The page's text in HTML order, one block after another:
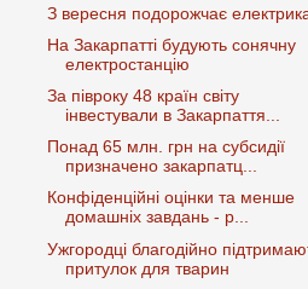
З вересня подорожчає
На Закарпатті будують сонячну
електростанцію
За півроку 48 країн світу
інвестували в Закарпаття...
Понад 65 млн. грн на субсидії
призначено закарпатц...
Конфіденційні оцінки та менше
домашніх завдань - р...
Ужгородці благодійно
притулок для тварин